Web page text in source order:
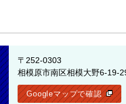
〒252-0303
相模原市南区相模大野6-19-
Googleマップで確認